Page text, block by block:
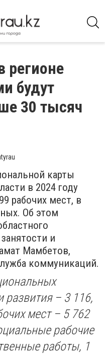
регионе
будут
30 тысяч
карты
в 2024 году
рабочих мест, в
Об этом
и
Мамбетов,
коммуникаций.
развития – 3 116,
мест – 5 762
рабочие
работы, 1